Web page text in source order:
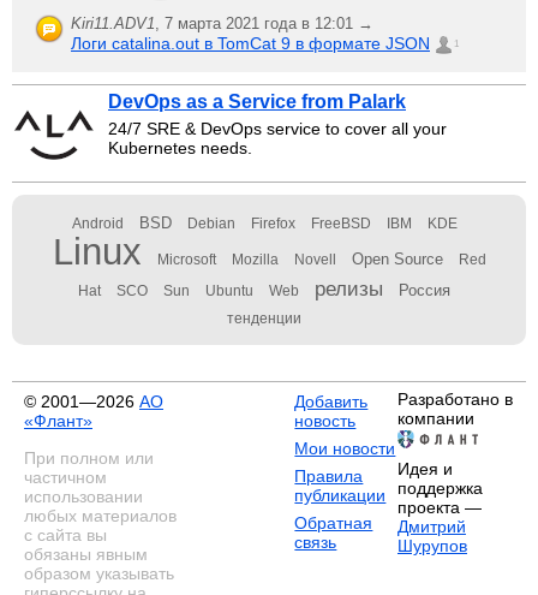
Kiri11.ADV1 7 марта 2021 года в 12:01 →
Логи catalina.out в TomCat 9 в формате JSON 1
DevOps as a Service from Palark
24/7 SRE & DevOps service to cover all your
Kubernetes needs.
Android BSD Debian Firefox FreeBSD IBM KDE
Linux Microsoft Mozilla Novell Open Source Red
Hat SCO Sun Ubuntu Web релизы Россия
тенденции
© 2001—2026 АО
«Флант»
При полном или
частичном
использовании
любых материалов
с сайта вы
обязаны явным
образом указывать
Добавить
новость
Мои новости
Правила
публикации
Обратная
связь
Разработано в
компании
Идея и
поддержка
проекта —
Дмитрий
Шурупов